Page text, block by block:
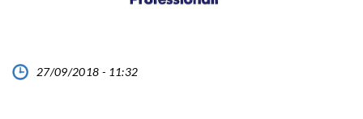
27/09/2018 - 11:32